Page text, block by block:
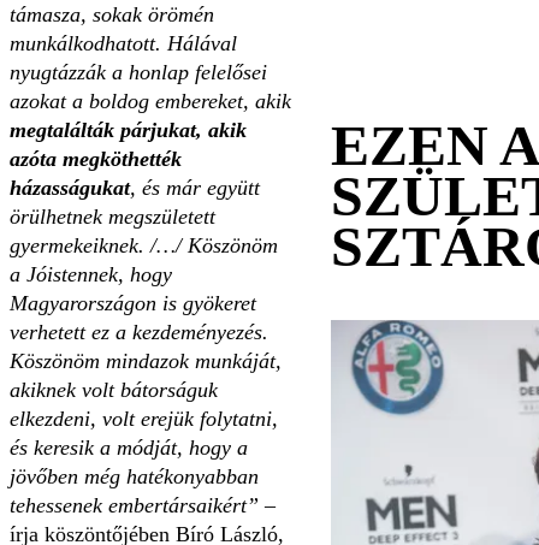
támasza, sokak örömén
munkálkodhatott. Hálával
nyugtázzák a honlap felelősei
azokat a boldog embereket, akik
megtalálták párjukat, akik
azóta megköthették
házasságukat, és már együtt
örülhetnek megszületett
gyermekeiknek. /…/ Köszönöm
a Jóistennek, hogy
Magyarországon is gyökeret
verhetett ez a kezdeményezés.
Köszönöm mindazok munkáját,
akiknek volt bátorságuk
elkezdeni, volt erejük folytatni,
és keresik a módját, hogy a
jövőben még hatékonyabban
tehessenek embertársaikért” –
írja köszöntőjében Bíró László,
EZEN